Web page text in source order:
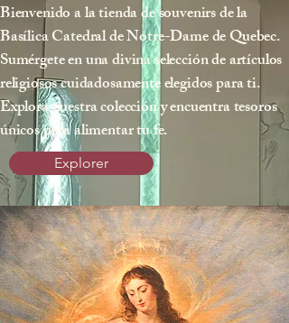
Bienvenido a la tienda de souvenirs de la
Basílica Catedral de Notre-Dame de Quebec.
Sumérgete en una divina selección de artículos
religiosos cuidadosamente elegidos para ti.
Explora nuestra colección y encuentra tesoros
únicos para alimentar tu fe.
Explorer